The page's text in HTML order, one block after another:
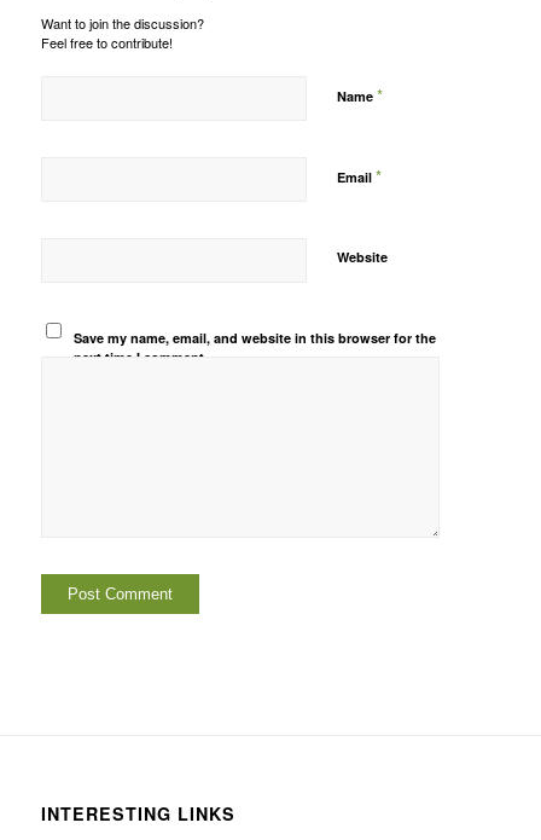
Want to join the discussion?
Feel free to contribute!
Name *
Email *
Website
Save my name, email, and website in this browser for the
next time I comment.
INTERESTING LINKS